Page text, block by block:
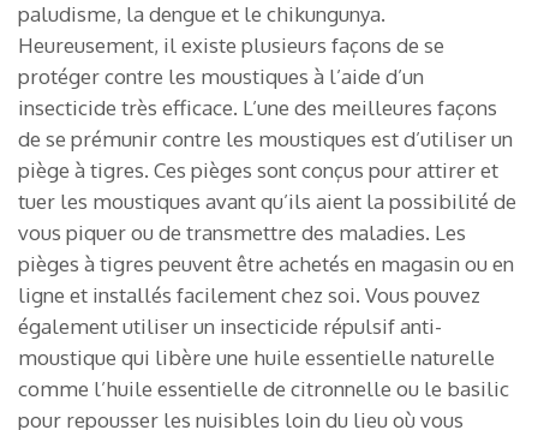
paludisme, la dengue et le chikungunya.
Heureusement, il existe plusieurs façons de se
protéger contre les moustiques à l’aide d’un
insecticide très efficace. L’une des meilleures façons
de se prémunir contre les moustiques est d’utiliser un
piège à tigres. Ces pièges sont conçus pour attirer et
tuer les moustiques avant qu’ils aient la possibilité de
vous piquer ou de transmettre des maladies. Les
pièges à tigres peuvent être achetés en magasin ou en
ligne et installés facilement chez soi. Vous pouvez
également utiliser un insecticide répulsif anti-
moustique qui libère une huile essentielle naturelle
comme l’huile essentielle de citronnelle ou le basilic
pour repousser les nuisibles loin du lieu où vous